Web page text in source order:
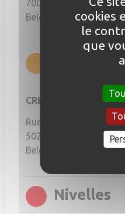
7000
Belgique
CREAGORA
Rue de Fernelmont, 40
5020
Belgique
Nivelles
cookies
le
que